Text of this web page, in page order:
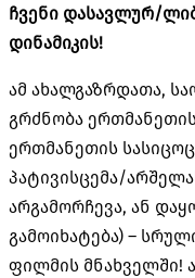
ჩვენი დასავლურ/
დინამიკის!
ამ ახალგაზრდათა,
გრძნობა
ერთმანეთის
პატივისცემა/
არგამორჩევა, ან
გამოიხატება) –
ფილმის მნახველში!